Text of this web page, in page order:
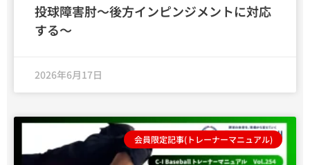
投球障害肘～後方インピンジメントに対応
する～
2026年6月17日
会員限定記事(トレーナーマニュアル)